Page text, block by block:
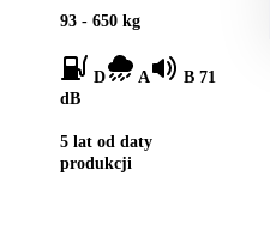
93 - 650 kg
D A
B 71
dB
5 lat od daty
produkcji